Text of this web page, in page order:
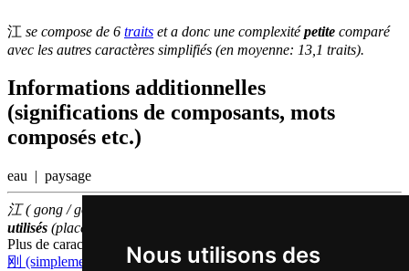
Nous utilisons des
江 se compose de 6 traits et a donc une complexitépetite comparé
avec les autres caractères simplifiés (en moyenne: 13,1 traits).
Informations additionnelles
(significations de composants, mots
composés etc.)
eau | paysage
江 ( gong / gong1 ) fait partie des
utilisés (place
Plus de caractères qui se prononcentgong1 en chinois
刚 (simplement)
冈 (crête), 纲 (titres principales), 缸 (baignoire)